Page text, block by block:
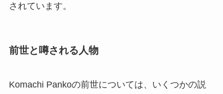
されています。
前世と噂される人物
Komachi Pankoの前世については、いくつかの説